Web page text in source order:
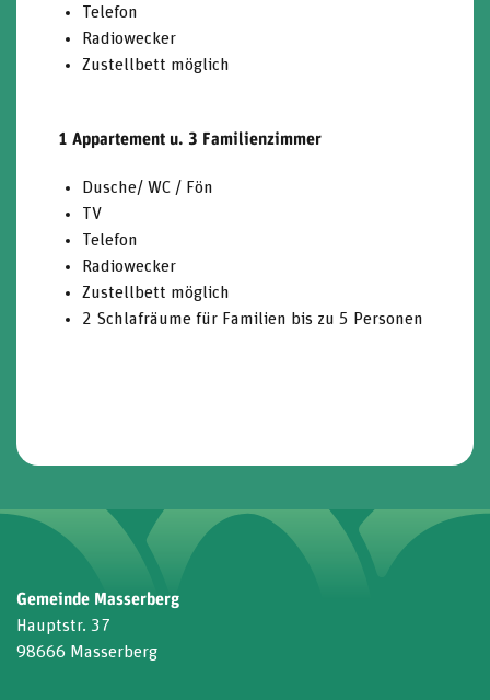
Telefon
Radiowecker
Zustellbett möglich
1 Appartement u. 3 Familienzimmer
Dusche/ WC / Fön
TV
Telefon
Radiowecker
Zustellbett möglich
2 Schlafräume für Familien bis zu 5 Personen
Gemeinde Masserberg
Hauptstr. 37
98666 Masserberg